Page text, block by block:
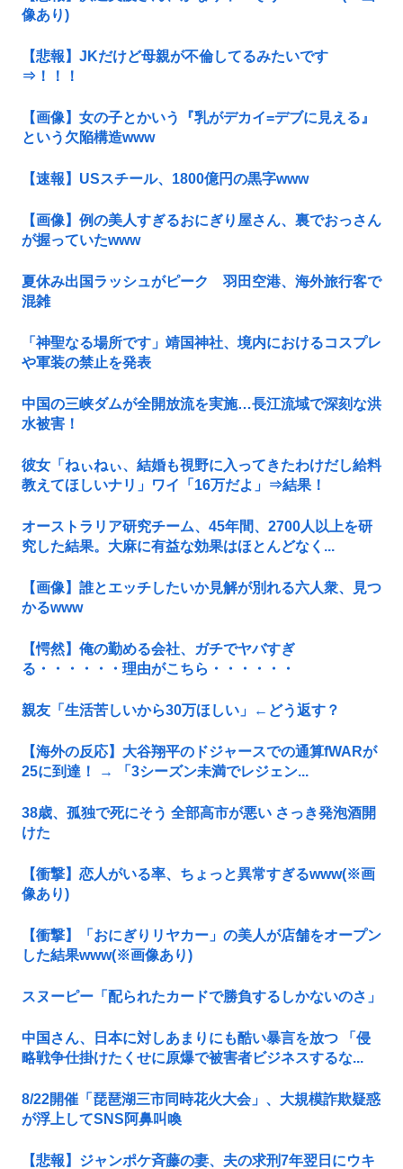
像あり)
【悲報】JKだけど母親が不倫してるみたいです
⇒！！！
【画像】女の子とかいう『乳がデカイ=デブに見える』
という欠陥構造www
【速報】USスチール、1800億円の黒字www
【画像】例の美人すぎるおにぎり屋さん、裏でおっさん
が握っていたwww
夏休み出国ラッシュがピーク 羽田空港、海外旅行客で
混雑
「神聖なる場所です」靖国神社、境内におけるコスプレ
や軍装の禁止を発表
中国の三峡ダムが全開放流を実施…長江流域で深刻な洪
水被害！
彼女「ねぃねぃ、結婚も視野に入ってきたわけだし給料
教えてほしいナリ」ワイ「16万だよ」⇒結果！
オーストラリア研究チーム、45年間、2700人以上を研
究した結果。大麻に有益な効果はほとんどなく...
【画像】誰とエッチしたいか見解が別れる六人衆、見つ
かるwww
【愕然】俺の勤める会社、ガチでヤバすぎ
る・・・・・・理由がこちら・・・・・・
親友「生活苦しいから30万ほしい」←どう返す？
【海外の反応】大谷翔平のドジャースでの通算fWARが
25に到達！ → 「3シーズン未満でレジェン...
38歳、孤独で死にそう 全部高市が悪い さっき発泡酒開
けた
【衝撃】恋人がいる率、ちょっと異常すぎるwww(※画
像あり)
【衝撃】「おにぎりリヤカー」の美人が店舗をオープン
した結果www(※画像あり)
スヌーピー「配られたカードで勝負するしかないのさ」
中国さん、日本に対しあまりにも酷い暴言を放つ 「侵
略戦争仕掛けたくせに原爆で被害者ビジネスするな...
8/22開催「琵琶湖三市同時花火大会」、大規模詐欺疑惑
が浮上してSNS阿鼻叫喚
【悲報】ジャンポケ斉藤の妻、夫の求刑7年翌日にウキ